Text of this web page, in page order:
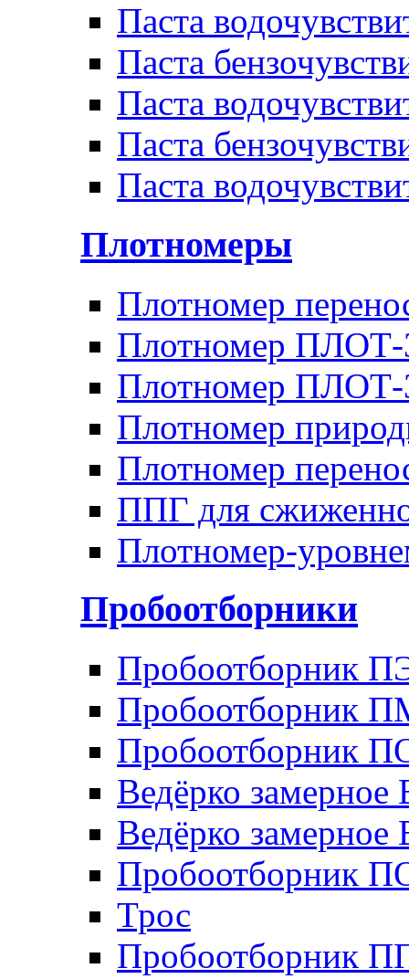
Паста
Паста
Паста
Паста
Паста
Плотномеры
Плотномер
Плотномер
Плотномер
Плотномер
Плотномер
ППГ для
Плотномер-
Пробоотборники
Пробоотборник
Пробоотборник
Пробоотборник
Ведёрко замерное
Ведёрко замерное
Пробоотборник
Трос